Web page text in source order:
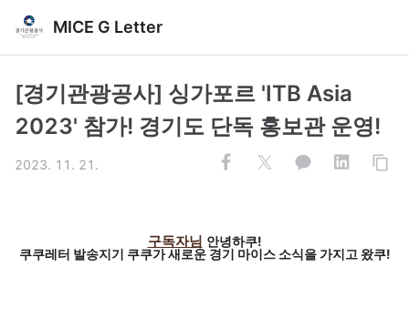
MICE G Letter
[경기관광공사] 싱가포르 'ITB Asia
2023' 참가! 경기도 단독 홍보관 운영!
2023. 11. 21.
구독자님 안녕하쿠!
쿠쿠레터 발송지기 쿠쿠가 새로운 경기 마이스 소식을 가지고 왔쿠!